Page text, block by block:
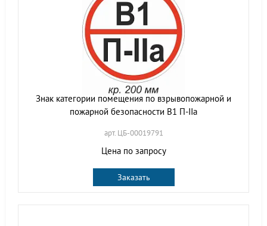
Знак категории помещения по взрывопожарной и
пожарной безопасности В1 П-IIа
арт. ЦБ-00019791
Цена по запросу
Заказать